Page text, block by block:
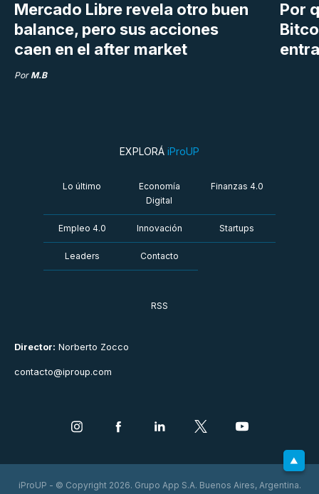
Mercado Libre revela otro buen
balance, pero sus acciones
caen en el after market
Por M.B
Por
Director: Norberto Zocco
contacto@iproup.com
EXPLORÁ iProUP
Lo último
Economía
Digital
Finanzas 4.0
Empleo 4.0 Innovación Startups
Leaders Contacto
RSS
iProUP - © Copyright 2026. Grupo App S.A. Buenos Aires, Argentina.